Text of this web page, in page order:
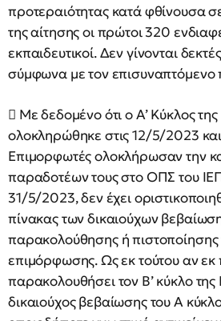
προτεραιότητας κατά φθίνουσα
της αίτησης οι πρώτοι 320
εκπαιδευτικοί. Δεν γίνονται
σύμφωνα με τον επισυναπτόμενο
 Με δεδομένο ότι ο Α’ Κύκλος
ολοκληρώθηκε στις 12/5/2023
Επιμορφωτές ολοκλήρωσαν την
παραδοτέων τους στο ΟΠΣ του
31/5/2023, δεν έχει
πίνακας των δικαιούχων
παρακολούθησης ή πιστοποίησης
επιμόρφωσης. Ως εκ τούτου αν
παρακολουθήσει τον Β’ κύκλο
δικαιούχος βεβαίωσης του Α